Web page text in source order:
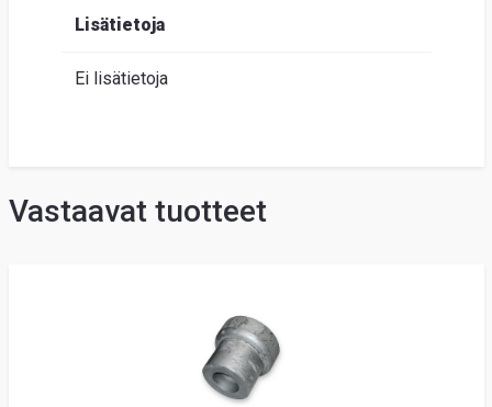
Lisätietoja
Ei lisätietoja
Vastaavat tuotteet